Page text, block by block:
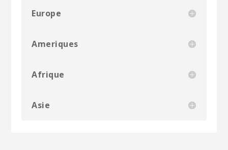
Europe
Ameriques
Afrique
Asie